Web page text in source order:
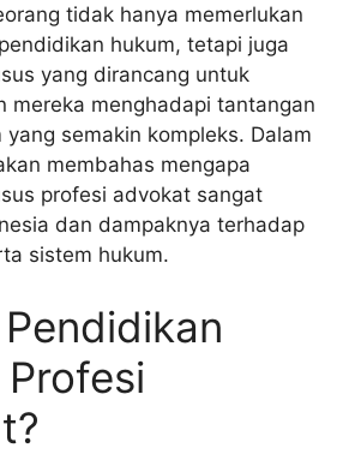
tidak hanya memerlukan
hukum, tetapi juga
yang dirancang untuk
mereka menghadapi tantangan
semakin kompleks. Dalam
membahas mengapa
profesi advokat sangat
dan dampaknya terhadap
sistem hukum.